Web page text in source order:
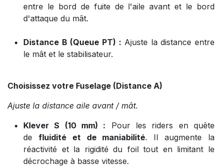
entre le bord de fuite de l'aile avant et le bord
d'attaque du mât.
Distance B (Queue PT) : Ajuste la distance entre
le mât et le stabilisateur.
Choisissez votre Fuselage (Distance A)
Ajuste la distance aile avant / mât.
Klever S (10 mm) : Pour les riders en quête
de fluidité et de maniabilité. Il augmente la
réactivité et la rigidité du foil tout en limitant le
décrochage à basse vitesse.